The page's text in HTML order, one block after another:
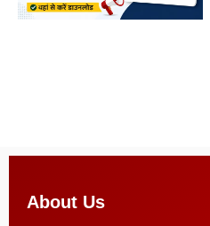
About Us